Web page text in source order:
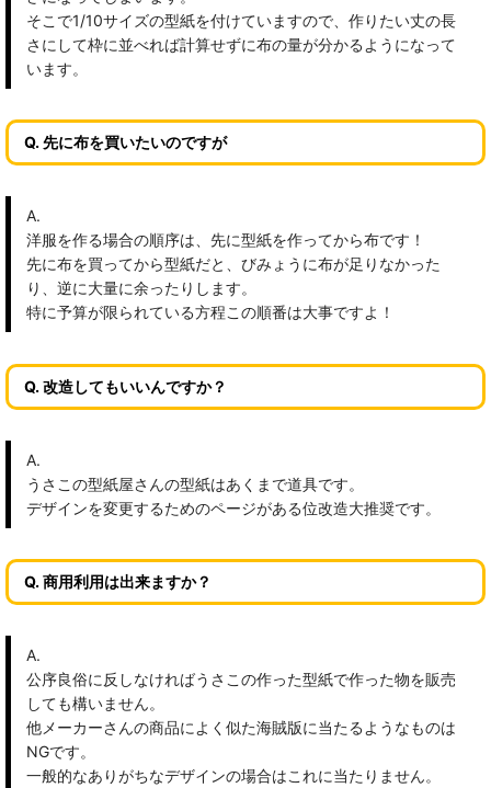
そこで1/10サイズの型紙を付けていますので、作りたい丈の長
さにして枠に並べれば計算せずに布の量が分かるようになって
います。
Q. 先に布を買いたいのですが
A.
洋服を作る場合の順序は、先に型紙を作ってから布です！
先に布を買ってから型紙だと、びみょうに布が足りなかった
り、逆に大量に余ったりします。
特に予算が限られている方程この順番は大事ですよ！
Q. 改造してもいいんですか？
A.
うさこの型紙屋さんの型紙はあくまで道具です。
デザインを変更するためのページがある位改造大推奨です。
Q. 商用利用は出来ますか？
A.
公序良俗に反しなければうさこの作った型紙で作った物を販売
しても構いません。
他メーカーさんの商品によく似た海賊版に当たるようなものは
NGです。
一般的なありがちなデザインの場合はこれに当たりません。